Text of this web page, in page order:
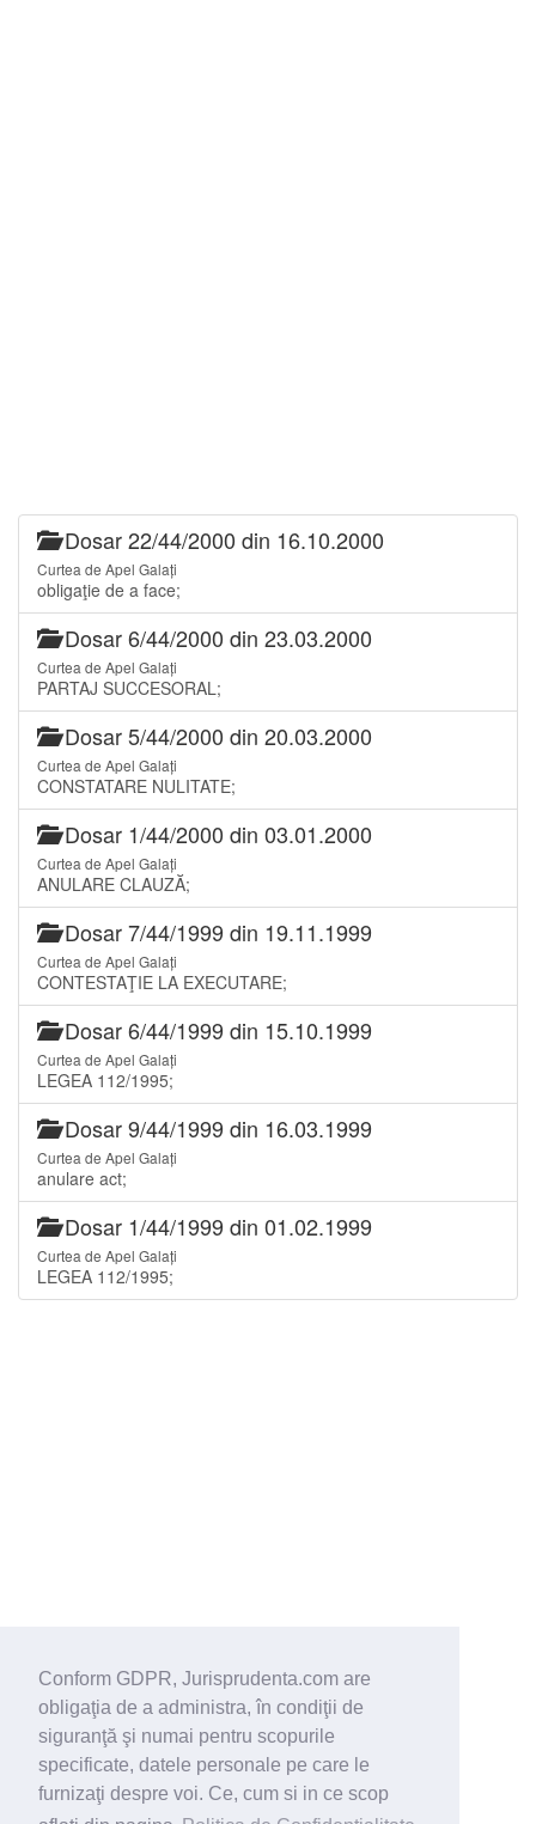
Conform GDPR, Jurisprudenta.com are
obligaţia de a administra, în condiţii de
siguranţă şi numai pentru scopurile
specificate, datele personale pe care le
furnizaţi despre voi. Ce, cum si in ce scop
Dosar 22/44/2000 din 16.10.2000
Curtea de Apel Galați
obligaţie de a face;
Dosar 6/44/2000 din 23.03.2000
Curtea de Apel Galați
PARTAJ SUCCESORAL;
Dosar 5/44/2000 din 20.03.2000
Curtea de Apel Galați
CONSTATARE NULITATE;
Dosar 1/44/2000 din 03.01.2000
Curtea de Apel Galați
ANULARE CLAUZĂ;
Dosar 7/44/1999 din 19.11.1999
Curtea de Apel Galați
CONTESTAŢIE LA EXECUTARE;
Dosar 6/44/1999 din 15.10.1999
Curtea de Apel Galați
LEGEA 112/1995;
Dosar 9/44/1999 din 16.03.1999
Curtea de Apel Galați
anulare act;
Dosar 1/44/1999 din 01.02.1999
Curtea de Apel Galați
LEGEA 112/1995;